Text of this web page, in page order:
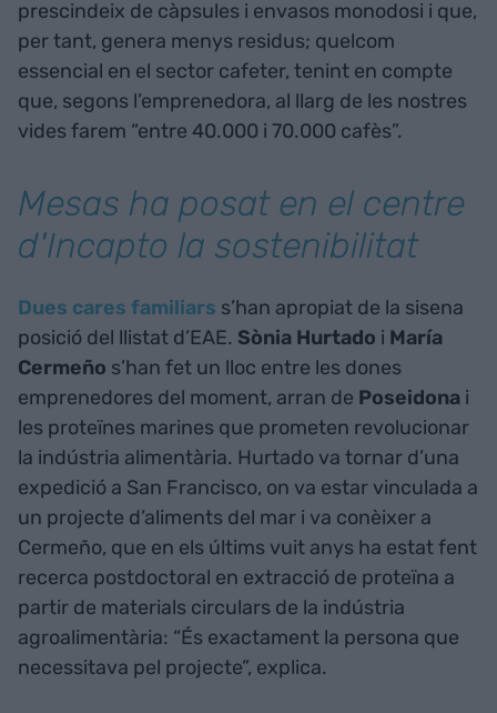
prescindeix de càpsules i envasos monodosi i que,
per tant, genera menys residus; quelcom
essencial en el sector cafeter, tenint en compte
que, segons l’emprenedora, al llarg de les nostres
vides farem “entre 40.000 i 70.000 cafès”.
Mesas ha posat en el centre
d'Incapto la sostenibilitat
Dues cares familiars s’han apropiat de la sisena
posició del llistat d’EAE. Sònia Hurtado i María
Cermeño s’han fet un lloc entre les dones
emprenedores del moment, arran de Poseidona i
les proteïnes marines que prometen revolucionar
la indústria alimentària. Hurtado va tornar d’una
expedició a San Francisco, on va estar vinculada a
un projecte d’aliments del mar i va conèixer a
Cermeño, que en els últims vuit anys ha estat fent
recerca postdoctoral en extracció de proteïna a
partir de materials circulars de la indústria
agroalimentària: “És exactament la persona que
necessitava pel projecte”, explica.